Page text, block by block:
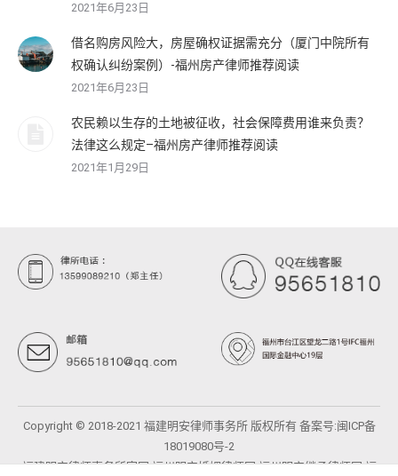
2021年6月23日
借名购房风险大，房屋确权证据需充分（厦门中院所有
权确认纠纷案例）-福州房产律师推荐阅读
2021年6月23日
农民赖以生存的土地被征收，社会保障费用谁来负责？
法律这么规定–福州房产律师推荐阅读
2021年1月29日
Copyright © 2018-2021 福建明安律师事务所 版权所有 备案号:闽ICP备
18019080号-2
福建明安律师事务所官网 福州明安婚姻律师网 福州明安继承律师网 福